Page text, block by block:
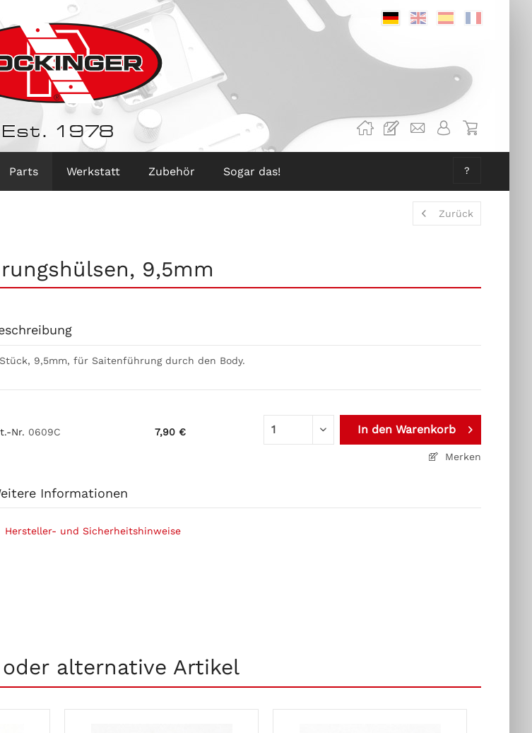
DeutschEnglischSpanisch
Est. 1978
Parts Werkstatt Zubehör Sogar das! ?
Zurück
9,5mm
Nr. 0609C 7,90 € In den Warenkorb
Merken
9,5mm, für Saitenführung durch den Body.
Informationen
und Sicherheitshinweise
oder alternative Artikel